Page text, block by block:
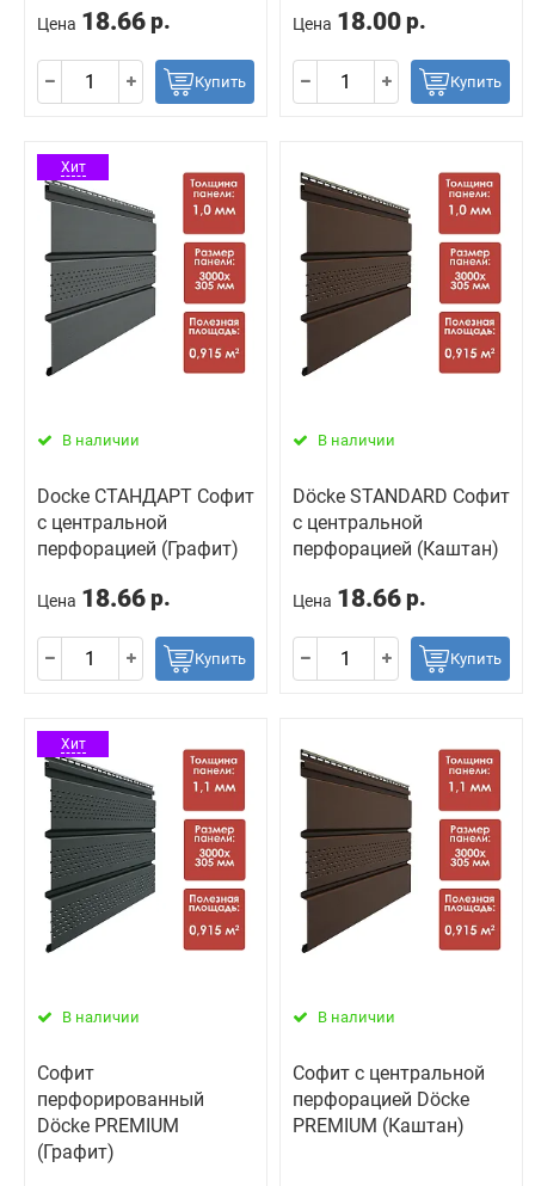
Цена 18.66 р.
Купить
Цена 18.00 р.
Купить
Хит
В наличии
Docke СТАНДАРТ Софит
с центральной
перфорацией (Графит)
Цена 18.66 р.
Купить
В наличии
Döcke STANDARD Софит
с центральной
перфорацией (Каштан)
Цена 18.66 р.
Купить
Хит
В наличии
Софит
перфорированный
Döcke PREMIUM
(Графит)
В наличии
Софит с центральной
перфорацией Döcke
PREMIUM (Каштан)